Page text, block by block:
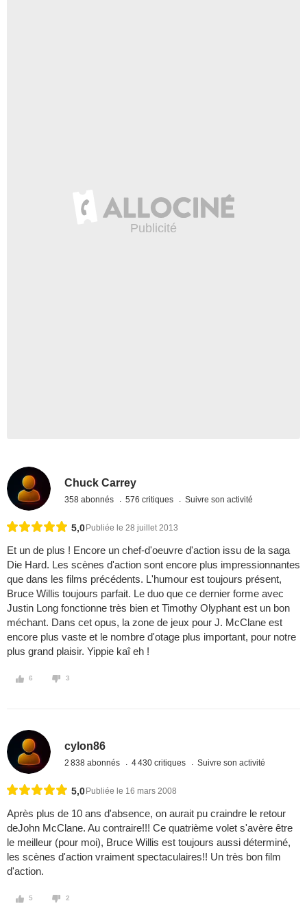
Chuck Carrey
358 abonnés 576 critiques Suivre son activité
5,0 Publiée le 28 juillet 2013
Et un de plus ! Encore un chef-d'oeuvre d'action issu de la saga
Die Hard. Les scènes d'action sont encore plus impressionnantes
que dans les films précédents. L'humour est toujours présent,
Bruce Willis toujours parfait. Le duo que ce dernier forme avec
Justin Long fonctionne très bien et Timothy Olyphant est un bon
méchant. Dans cet opus, la zone de jeux pour J. McClane est
encore plus vaste et le nombre d'otage plus important, pour notre
plus grand plaisir. Yippie kaî eh !
6 3
cylon86
2 838 abonnés 4 430 critiques Suivre son activité
5,0 Publiée le 16 mars 2008
Après plus de 10 ans d'absence, on aurait pu craindre le retour
deJohn McClane. Au contraire!!! Ce quatrième volet s'avère être
le meilleur (pour moi), Bruce Willis est toujours aussi déterminé,
les scènes d'action vraiment spectaculaires!! Un très bon film
d'action.
5 2